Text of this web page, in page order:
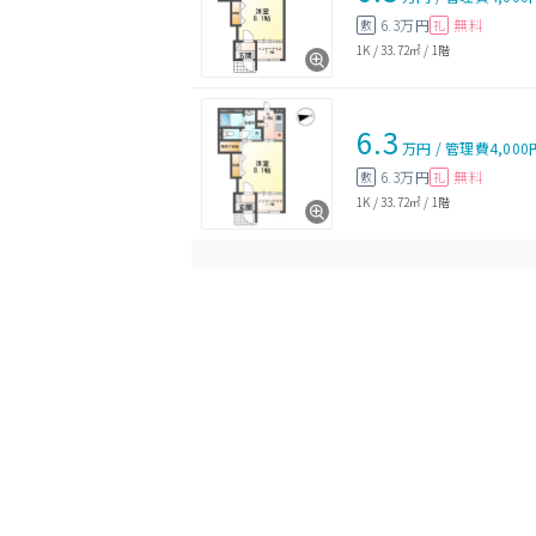
敷 6.3万円 礼 無料
1K /33.72㎡ / 1階
6.3 万円 /管理費4,000
敷 6.3万円 礼 無料
1K /33.72㎡ / 1階